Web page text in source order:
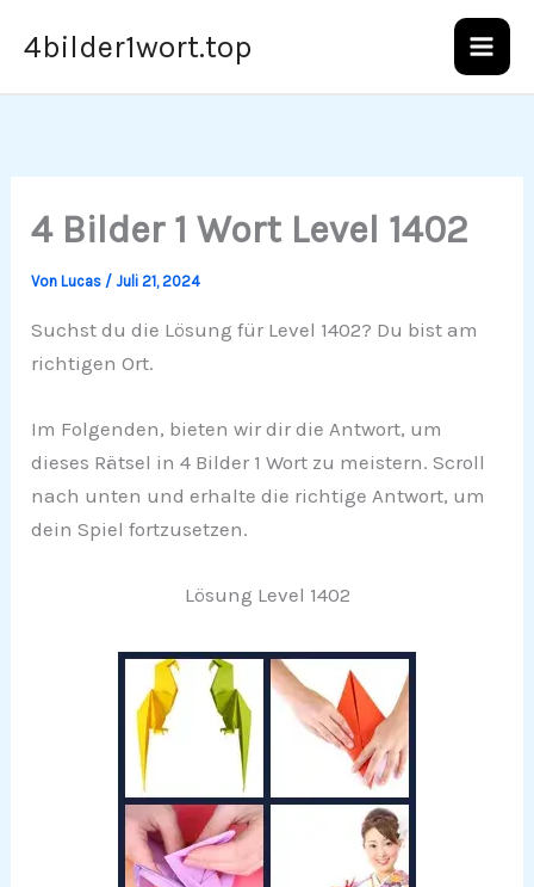
Inhalt
4bilder1wort.top
4 Bilder 1 Wort Level 1402
VonLucas /Juli 21, 2024
Suchst du die Lösung für Level 1402? Du bist am
richtigen Ort.
Im Folgenden, bieten wir dir die Antwort, um
dieses Rätsel in 4 Bilder 1 Wort zu meistern. Scroll
nach unten und erhalte die richtige Antwort, um
dein Spiel fortzusetzen.
Lösung Level 1402